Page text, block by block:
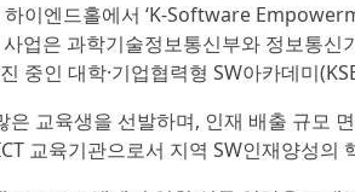
이엔드홀에서 ‘K-Software
업은 과학기술정보통신부와 정보통신
중인 대학·기업협력형 SW아카데미
교육생을 선발하며, 인재 배출 규모
교육기관으로서 지역 SW인재양성의